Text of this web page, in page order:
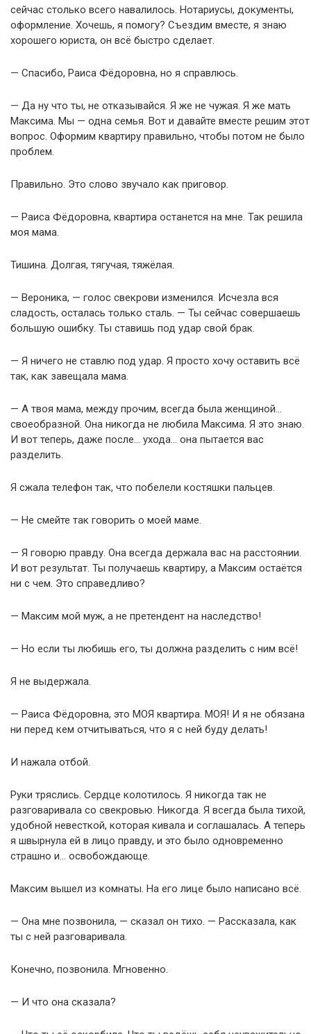
сейчас столько всего навалилось. Нотариусы, документы,
оформление. Хочешь, я помогу? Съездим вместе, я знаю
хорошего юриста, он всё быстро сделает.
— Спасибо, Раиса Фёдоровна, но я справлюсь.
— Да ну что ты, не отказывайся. Я же не чужая. Я же мать
Максима. Мы — одна семья. Вот и давайте вместе решим этот
вопрос. Оформим квартиру правильно, чтобы потом не было
проблем.
Правильно. Это слово звучало как приговор.
— Раиса Фёдоровна, квартира останется на мне. Так решила
моя мама.
Тишина. Долгая, тягучая, тяжёлая.
— Вероника, — голос свекрови изменился. Исчезла вся
сладость, осталась только сталь. — Ты сейчас совершаешь
большую ошибку. Ты ставишь под удар свой брак.
— Я ничего не ставлю под удар. Я просто хочу оставить всё
так, как завещала мама.
— А твоя мама, между прочим, всегда была женщиной…
своеобразной. Она никогда не любила Максима. Я это знаю.
И вот теперь, даже после… ухода… она пытается вас
разделить.
Я сжала телефон так, что побелели костяшки пальцев.
— Не смейте так говорить о моей маме.
— Я говорю правду. Она всегда держала вас на расстоянии.
И вот результат. Ты получаешь квартиру, а Максим остаётся
ни с чем. Это справедливо?
— Максим мой муж, а не претендент на наследство!
— Но если ты любишь его, ты должна разделить с ним всё!
Я не выдержала.
— Раиса Фёдоровна, это МОЯ квартира. МОЯ! И я не обязана
ни перед кем отчитываться, что я с ней буду делать!
И нажала отбой.
Руки тряслись. Сердце колотилось. Я никогда так не
разговаривала со свекровью. Никогда. Я всегда была тихой,
удобной невесткой, которая кивала и соглашалась. А теперь
я швырнула ей в лицо правду, и это было одновременно
страшно и… освобождающе.
Максим вышел из комнаты. На его лице было написано всё.
— Она мне позвонила, — сказал он тихо. — Рассказала, как
ты с ней разговаривала.
Конечно, позвонила. Мгновенно.
— И что она сказала?